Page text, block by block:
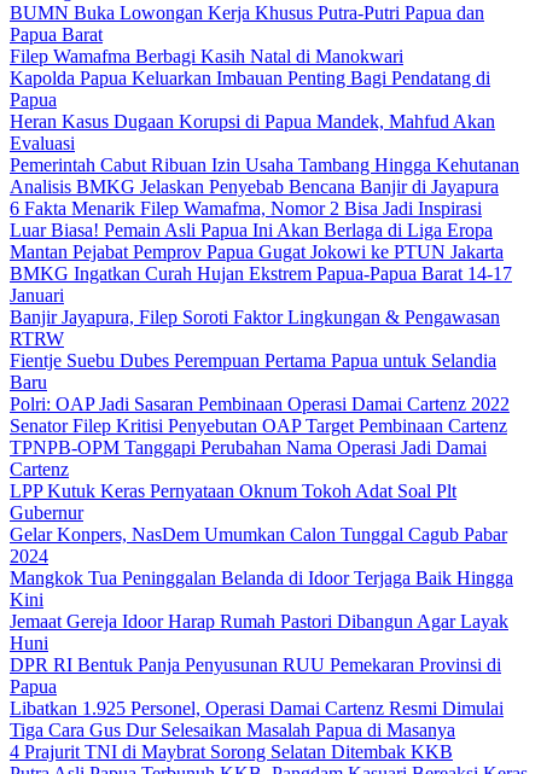
BUMN Buka Lowongan Kerja Khusus Putra-Putri Papua dan
Papua Barat
Filep Wamafma Berbagi Kasih Natal di Manokwari
Kapolda Papua Keluarkan Imbauan Penting Bagi Pendatang di
Papua
Heran Kasus Dugaan Korupsi di Papua Mandek, Mahfud Akan
Evaluasi
Pemerintah Cabut Ribuan Izin Usaha Tambang Hingga Kehutanan
Analisis BMKG Jelaskan Penyebab Bencana Banjir di Jayapura
6 Fakta Menarik Filep Wamafma, Nomor 2 Bisa Jadi Inspirasi
Luar Biasa! Pemain Asli Papua Ini Akan Berlaga di Liga Eropa
Mantan Pejabat Pemprov Papua Gugat Jokowi ke PTUN Jakarta
BMKG Ingatkan Curah Hujan Ekstrem Papua-Papua Barat 14-17
Januari
Banjir Jayapura, Filep Soroti Faktor Lingkungan & Pengawasan
RTRW
Fientje Suebu Dubes Perempuan Pertama Papua untuk Selandia
Baru
Polri: OAP Jadi Sasaran Pembinaan Operasi Damai Cartenz 2022
Senator Filep Kritisi Penyebutan OAP Target Pembinaan Cartenz
TPNPB-OPM Tanggapi Perubahan Nama Operasi Jadi Damai
Cartenz
LPP Kutuk Keras Pernyataan Oknum Tokoh Adat Soal Plt
Gubernur
Gelar Konpers, NasDem Umumkan Calon Tunggal Cagub Pabar
2024
Mangkok Tua Peninggalan Belanda di Idoor Terjaga Baik Hingga
Kini
Jemaat Gereja Idoor Harap Rumah Pastori Dibangun Agar Layak
Huni
DPR RI Bentuk Panja Penyusunan RUU Pemekaran Provinsi di
Papua
Libatkan 1.925 Personel, Operasi Damai Cartenz Resmi Dimulai
Tiga Cara Gus Dur Selesaikan Masalah Papua di Masanya
4 Prajurit TNI di Maybrat Sorong Selatan Ditembak KKB